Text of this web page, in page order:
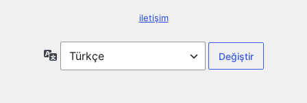
iletişim
Dil